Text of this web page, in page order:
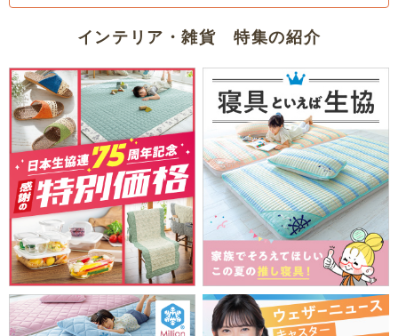
インテリア・雑貨 特集の紹介